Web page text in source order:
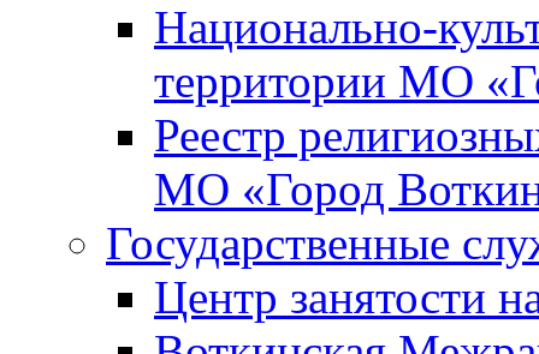
Национально-
территории МО
Реестр
МО «Город
Государственные
Центр занятости